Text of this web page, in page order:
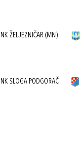
NK ŽELJEZNIČAR (MN)
NK SLOGA PODGORAČ